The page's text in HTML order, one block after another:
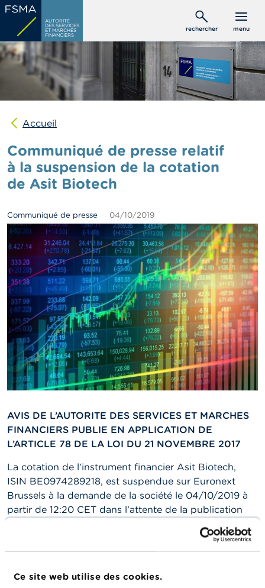
Ce site web utilise des cookies.
Aller
contenu
principal
AUTORITÉ
DES SERVICES
ET MARCHÉS
FINANCIERS
rechercher menu
C
s
o
m
t
u
P
r
o
e
s
s
i
o
n
n
e
l
s
L
a
F
S
M
A
A
c
t
u
l
i
t
s
e
Accueil
Communiqué de presse relatif
à la suspension de la cotation
de Asit Biotech
Communiqué de presse 04/10/2019
AVIS DE L’AUTORITE DES SERVICES ET MARCHES
FINANCIERS PUBLIE EN APPLICATION DE
L’ARTICLE 78 DE LA LOI DU 21 NOVEMBRE 2017
La cotation de l’instrument financier Asit Biotech,
ISIN BE0974289218, est suspendue sur Euronext
Brussels à la demande de la société le 04/10/2019 à
partir de 12:20 CET dans l’attente de la publication
Actualités & Mises en garde